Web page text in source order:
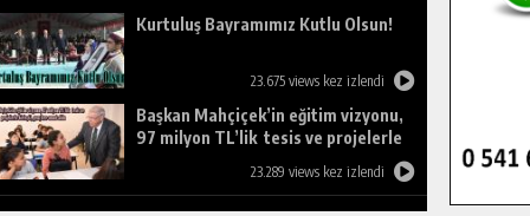
Kurtuluş Bayramımız Kutlu Olsun!
23.675 views kez izlendi
Başkan Mahçiçek’in eğitim vizyonu,
97 milyon TL’lik tesis ve projelerle
23.289 views kez izlendi